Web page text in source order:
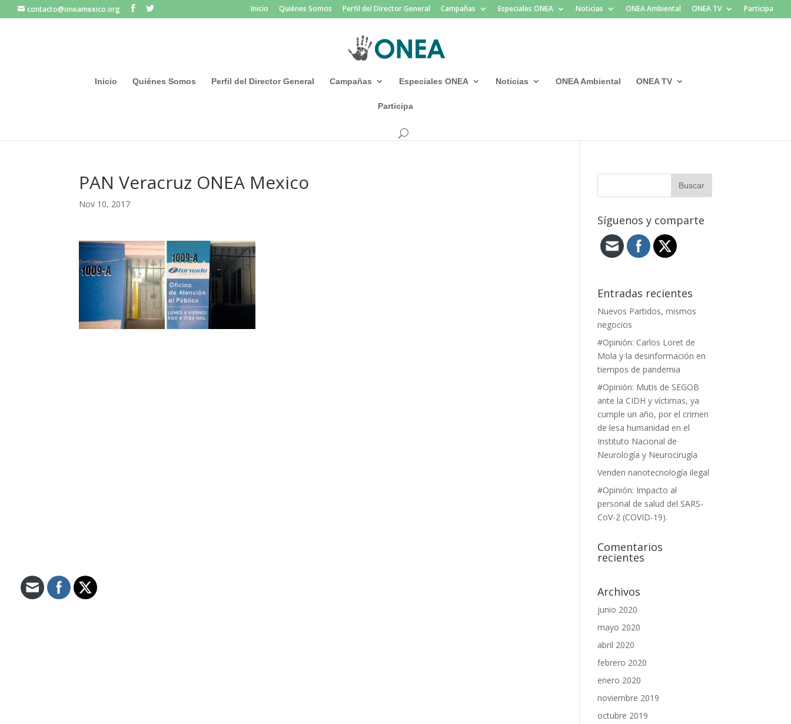
contacto@oneamexico.org Inicio Quiénes Somos Perfil del Director General Campañas Especiales ONEA Noticias ONEA Ambiental ONEA TV Participa
Inicio Quiénes Somos Perfil del Director General Campañas Especiales ONEA Noticias ONEA Ambiental ONEA TV
Participa
PAN Veracruz ONEA Mexico
Nov 10, 2017
Síguenos y comparte
Entradas recientes
Nuevos Partidos, mismos
negocios
#Opinión: Carlos Loret de
Mola y la desinformación en
tiempos de pandemia
#Opinión: Mutis de SEGOB
ante la CIDH y víctimas, ya
cumple un año, por el crimen
de lesa humanidad en el
Instituto Nacional de
Neurología y Neurocirugía
Venden nanotecnología ilegal
#Opinión: Impacto al
personal de salud del SARS-
CoV-2 (COVID-19).
Comentarios
recientes
Archivos
junio 2020
mayo 2020
abril 2020
febrero 2020
enero 2020
noviembre 2019
octubre 2019